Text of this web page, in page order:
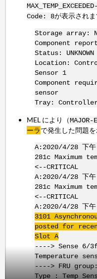
Code: 8が表示されま
Storage array:
Component
Status: UNKNOWN
Location:
Sensor 1
Component
sensor
Tray:
MEL により（MAJOR-
ーラで発生した問題
A:2020/4/28 下
281c Maximum
<--CRITICAL
A:2020/4/28 下
281c Maximum
<--CRITICAL
A:2020/4/28 下
3101
posted for
Slot A
----> Sense 6/
Temperature
----> FRU
Type : Temp